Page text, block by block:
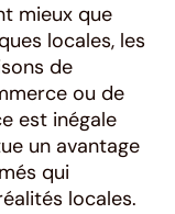
mieux que
locales, les
de
ou de
est inégale
un avantage
qui
locales.